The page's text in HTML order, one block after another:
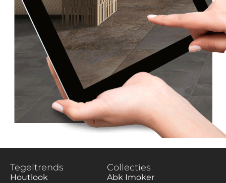
Tegeltrends
Houtlook
Collecties
Abk Imoker